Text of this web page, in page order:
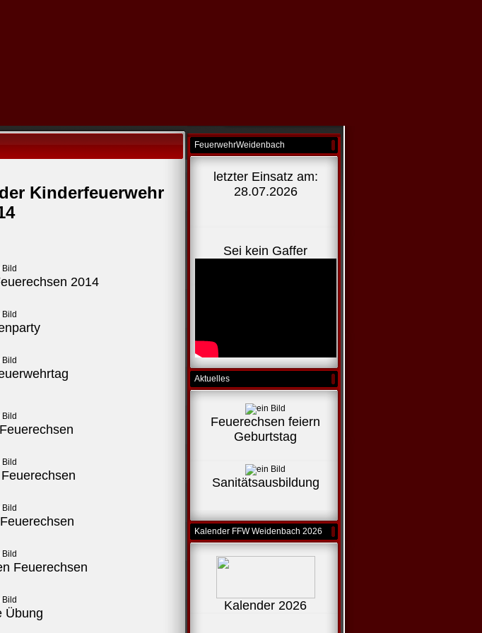
Kinderfeuerwehr
2014
Feuerechsen
Übung
FeuerwehrWeidenbach
letzter Einsatz am:
28.07.2026
Sei kein Gaffer
Aktuelles
Feuerechsen feiern
Geburtstag
Sanitätsausbildung
Kalender FFW Weidenbach 2026
Kalender 2026